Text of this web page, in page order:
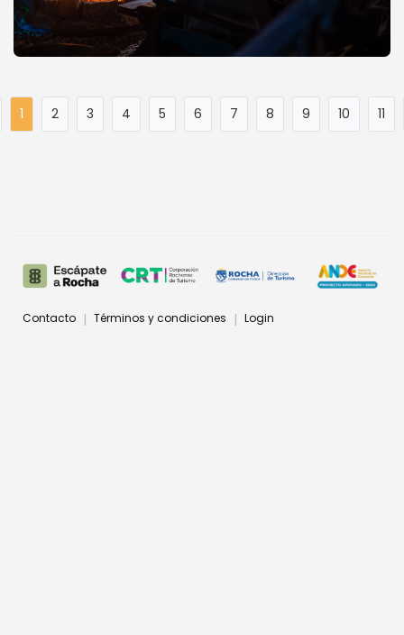
1 2 3 4 5 6 7 8 9 10 11
Contacto Términos y condiciones Login